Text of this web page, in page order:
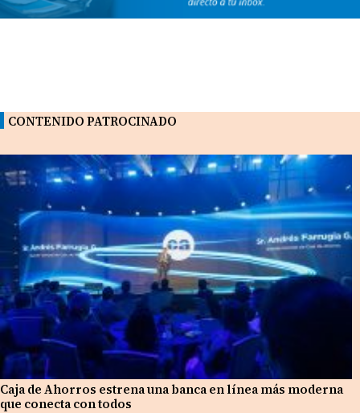
CONTENIDO PATROCINADO
Caja de Ahorros estrena una banca en línea más moderna
que conecta con todos